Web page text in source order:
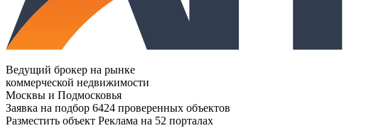
Ведущий брокер на рынке
коммерческой недвижимости
Москвы и Подмосковья
Заявка на подбор 6424 проверенных объектов
Разместить объект Реклама на 52 порталах